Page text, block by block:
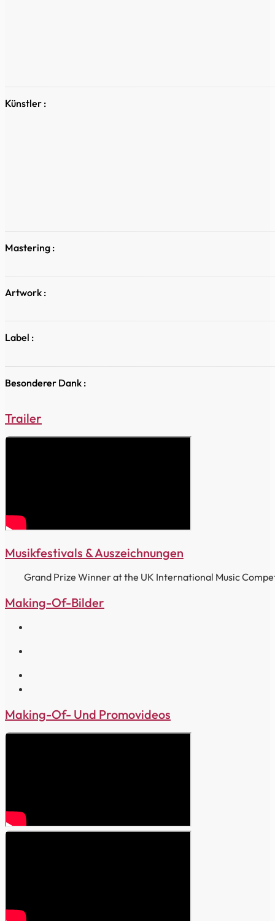
Künstler :
Mastering :
Artwork :
Label :
Besonderer Dank :
Trailer
Musikfestivals & Auszeichnungen
Grand Prize Winner at the UK International Music
Making-Of-Bilder
Making-Of- Und Promovideos